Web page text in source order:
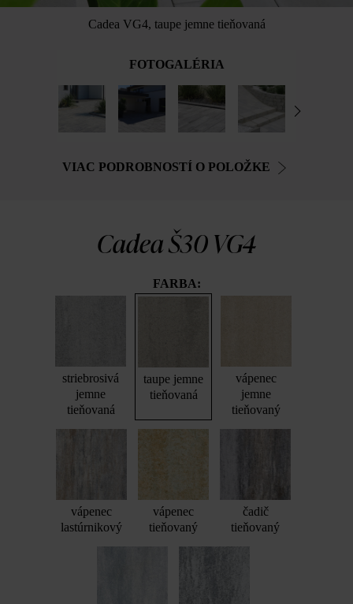
Cadea VG4, taupe jemne tieňovaná
FOTOGALÉRIA
VIAC PODROBNOSTÍ O POLOŽKE
Cadea Š30 VG4
FARBA:
striebrosivá
jemne
tieňovaná
taupe jemne
tieňovaná
vápenec
jemne
tieňovaný
vápenec
lastúrnikový
vápenec
tieňovaný
čadič
tieňovaný